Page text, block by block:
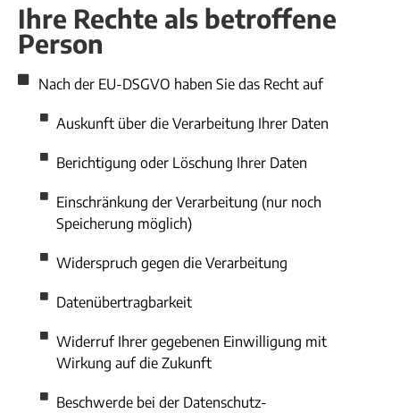
Ihre Rechte als betroffene
Person
Nach der EU-DSGVO haben Sie das Recht auf
Auskunft über die Verarbeitung Ihrer Daten
Berichtigung oder Löschung Ihrer Daten
Einschränkung der Verarbeitung (nur noch
Speicherung möglich)
Widerspruch gegen die Verarbeitung
Datenübertragbarkeit
Widerruf Ihrer gegebenen Einwilligung mit
Wirkung auf die Zukunft
Beschwerde bei der Datenschutz-